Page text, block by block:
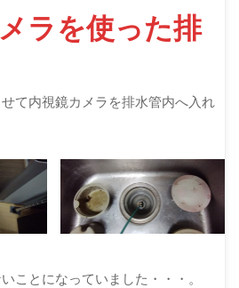
ラを使った排
て内視鏡カメラを排水管内へ入れ
ことになっていました・・・。